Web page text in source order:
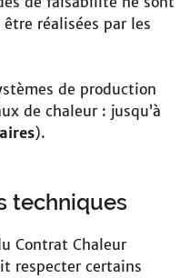
réalisées par les
de production
de chaleur : jusqu’à
).
techniques
Contrat Chaleur
respecter certains